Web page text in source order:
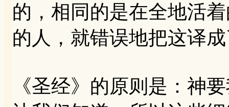
的，相同的是在全地活
的人，就错误地把这译
《圣经》的原则是：神